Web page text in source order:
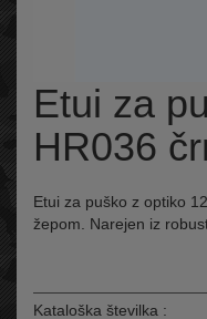
Etui za
HR036
Etui za puško z optiko
žepom. Narejen iz
Kataloška številka :